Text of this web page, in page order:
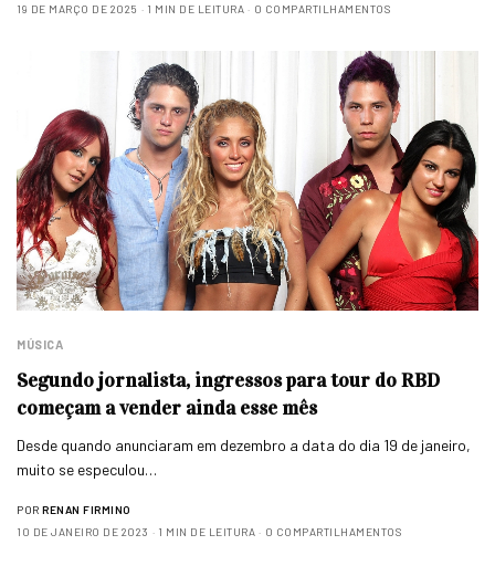
19 DE MARÇO DE 2025
1 MIN DE LEITURA 0 COMPARTILHAMENTOS
MÚSICA
Segundo jornalista, ingressos para tour do RBD
começam a vender ainda esse mês
Desde quando anunciaram em dezembro a data do dia 19 de janeiro,
muito se especulou…
POR RENAN FIRMINO
10 DE JANEIRO DE 2023
1 MIN DE LEITURA 0 COMPARTILHAMENTOS